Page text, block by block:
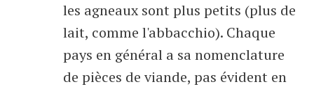
les agneaux sont plus petits (plus de
lait, comme l'abbacchio). Chaque
pays en général a sa nomenclature
de pièces de viande, pas évident en